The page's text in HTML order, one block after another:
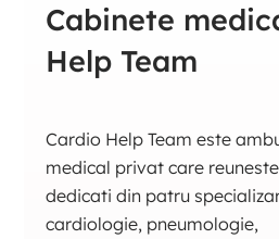
Cabinete
Help Team
Cardio Help Team este
medical privat care
dedicati din patru
cardiologie, pneumologie,